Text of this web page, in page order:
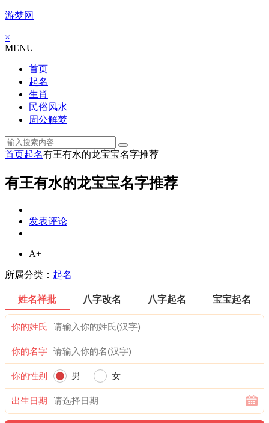
游梦网
×
MENU
首页
起名
生肖
民俗风水
周公解梦
首页起名有王有水的龙宝宝名字推荐
有王有水的龙宝宝名字推荐
发表评论
A+
所属分类： 起名
姓名祥批 八字改名 八字起名 宝宝起名
你的姓氏
你的名字
你的性别 男 女
出生日期